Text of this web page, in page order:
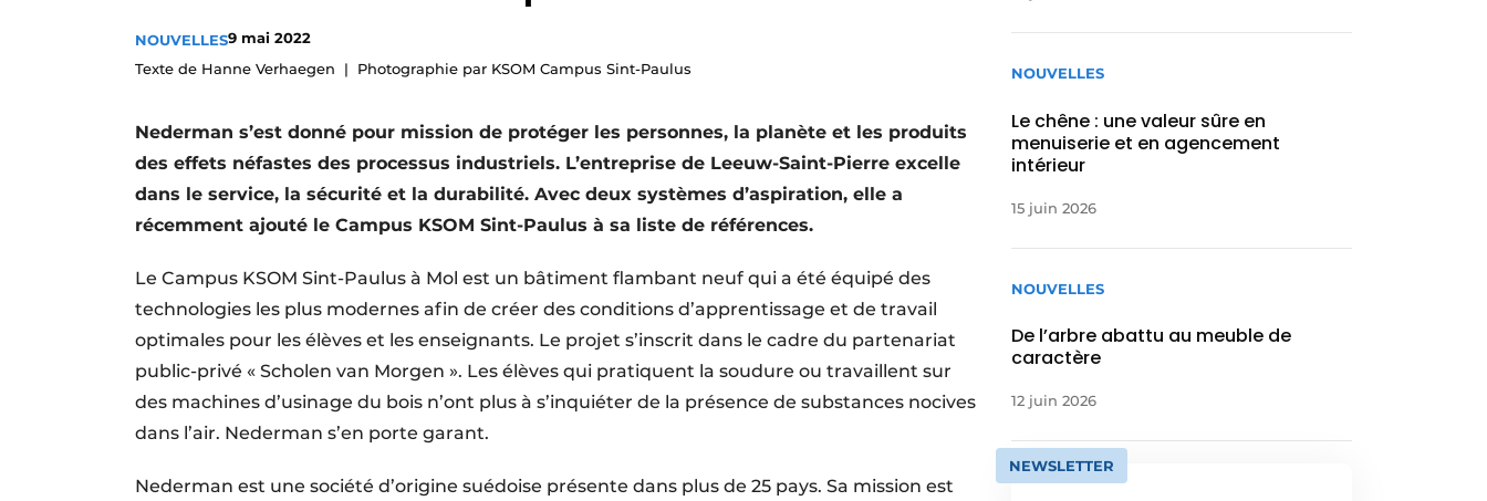
Privacy / Cookie statement
S’inscrire
S’inscrire
Termes et conditions
NOUVELLES9 mai 2022
Texte de Hanne Verhaegen
Photographie par KSOM Campus Sint-Paulus
Nederman s’est donné pour mission de protéger les personnes, la planète et les produits
des effets néfastes des processus industriels. L’entreprise de Leeuw-Saint-Pierre excelle
dans le service, la sécurité et la durabilité. Avec deux systèmes d’aspiration, elle a
récemment ajouté le Campus KSOM Sint-Paulus à sa liste de références.
Le Campus KSOM Sint-Paulus à Mol est un bâtiment flambant neuf qui a été équipé des
technologies les plus modernes afin de créer des conditions d’apprentissage et de travail
optimales pour les élèves et les enseignants. Le projet s’inscrit dans le cadre du partenariat
public-privé « Scholen van Morgen ». Les élèves qui pratiquent la soudure ou travaillent sur
des machines d’usinage du bois n’ont plus à s’inquiéter de la présence de substances nocives
dans l’air. Nederman s’en porte garant.
Nederman est une société d’origine suédoise présente dans plus de 25 pays. Sa mission est
NOUVELLES
Le chêne : une valeur sûre en
menuiserie et en agencement
intérieur
15 juin 2026
NOUVELLES
De l’arbre abattu au meuble de
caractère
12 juin 2026
NEWSLETTER